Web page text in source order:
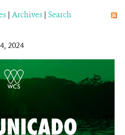
DONA
| Archives | Search
2024